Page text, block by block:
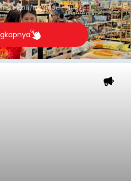
Sun, 08/09/2026 - 18:27